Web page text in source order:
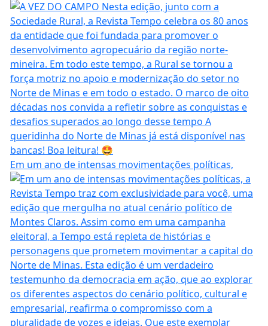
Em um ano de intensas movimentações políticas,